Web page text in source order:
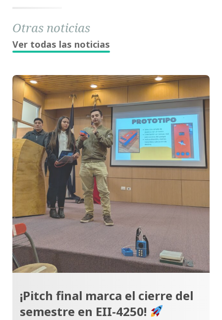
Otras noticias
Ver todas las noticias
¡Pitch final marca el cierre del
semestre en EII-4250!